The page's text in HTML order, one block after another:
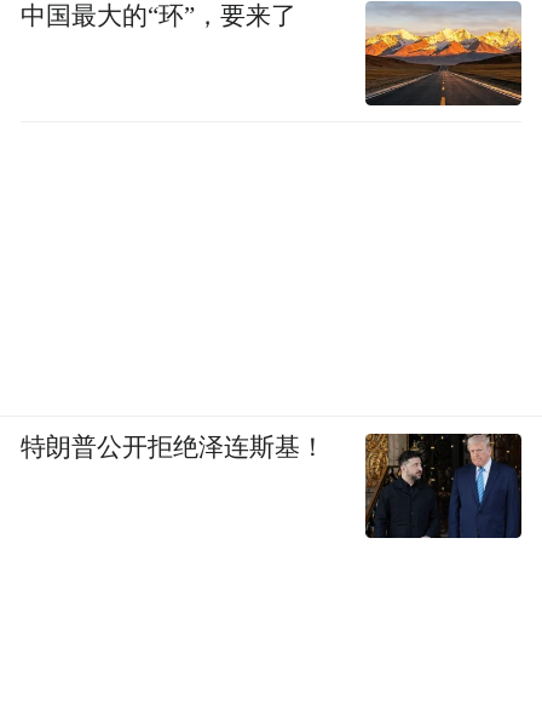
中国最大的“环”，要来了
特朗普公开拒绝泽连斯基！